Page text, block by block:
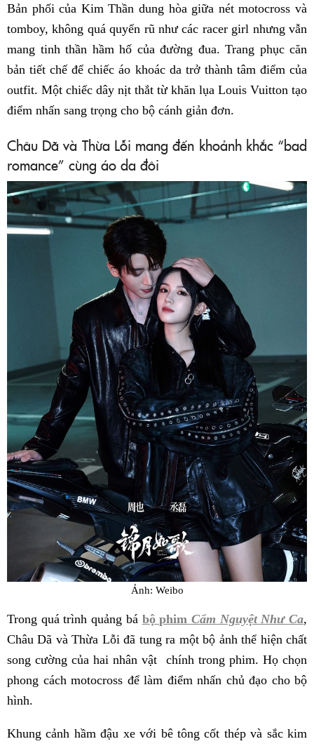
Bản phối của Kim Thần dung hòa giữa nét motocross và
tomboy, không quá quyến rũ như các racer girl nhưng vẫn
mang tinh thần hầm hố của đường đua. Trang phục căn
bản tiết chế để chiếc áo khoác da trở thành tâm điểm của
outfit. Một chiếc dây nịt thắt từ khăn lụa Louis Vuitton tạo
điểm nhấn sang trọng cho bộ cánh giản đơn.
Châu Dã và Thừa Lỗi mang đến khoảnh khắc “bad
romance” cùng áo da đôi
Ảnh: Weibo
Trong quá trình quảng bá bộ phim Cẩm Nguyệt Như Ca,
Châu Dã và Thừa Lỗi đã tung ra một bộ ảnh thể hiện chất
song cường của hai nhân vật chính trong phim. Họ chọn
phong cách motocross để làm điểm nhấn chủ đạo cho bộ
hình.
Khung cảnh hầm đậu xe với bê tông cốt thép và sắc kim